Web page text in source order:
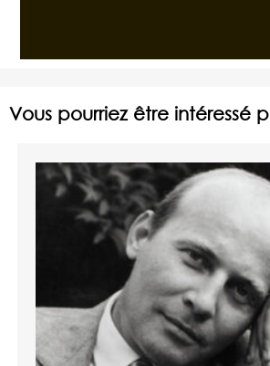
Vous pourriez être intéressé